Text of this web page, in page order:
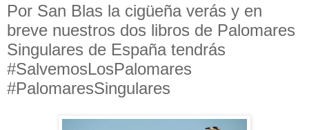
Por San Blas la cigüeña verás y en
breve nuestros dos libros de Palomares
Singulares de España tendrás
#SalvemosLosPalomares
#PalomaresSingulares